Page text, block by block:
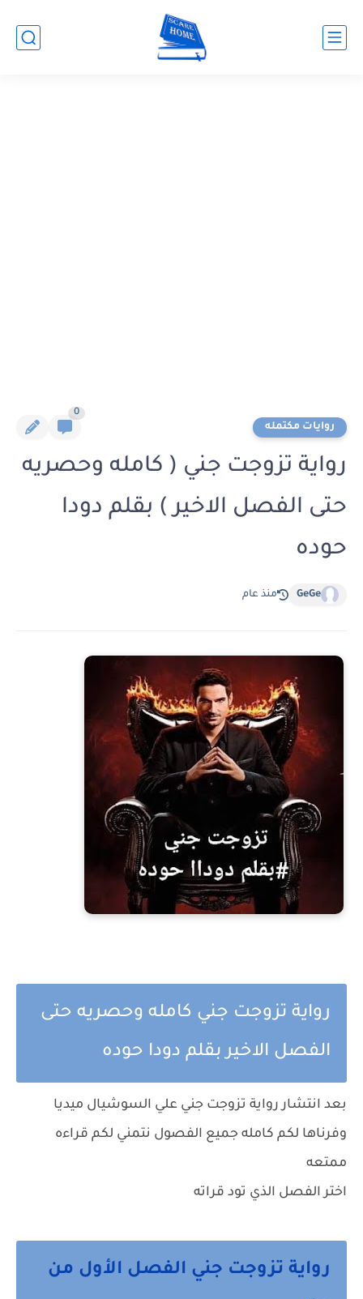
روايات مكتمله
0
رواية تزوجت جني ( كامله وحصريه
حتى الفصل الاخير ) بقلم دودا
حوده
GeGe منذ عام
رواية تزوجت جني كامله وحصريه حتى
الفصل الاخير بقلم دودا حوده
بعد انتشار رواية تزوجت جني علي السوشيال ميديا
وفرناها لكم كامله جميع الفصول نتمني لكم قراءه
ممتعه
اختر الفصل الذي تود قراته
رواية تزوجت جني الفصل الأول من